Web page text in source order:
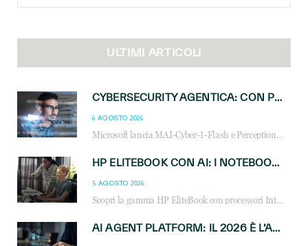
for:
ULTIMI ARTICOLI
CYBERSECURITY AGENTICA: CON PERCEPTION E MAI-CYBER-1-FLASH MICROSOFT APRE NUOVI SERVIZI PER IL CANALE
6 AGOSTO 2026
Microsoft lancia MAI-Cyber-1-Flash e Perception: cybersecurity agentica in preview dal 3 novembre. Cosa cambia per MSP, system integrator e reseller.
HP ELITEBOOK CON AI: I NOTEBOOK BUSINESS INTELLIGENTI CHE TRASFORMANO PRODUTTIVITÀ, SICUREZZA E LAVORO IBRIDO
5 AGOSTO 2026
Scopri la gamma HP EliteBook con processori Intel® Core™ Ultra e AMD Ryzen™ AI. Notebook business progettati per aumentare la produttività, migliorare la collaborazione e garantire sicurezza avanzata in ufficio e in mobilità.
AI AGENT PLATFORM: IL 2026 È L’ANNO DEL «SISTEMA OPERATIVO» PER GLI AGENTI AZIENDALI